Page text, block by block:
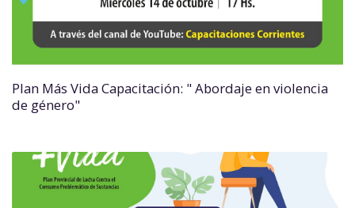
Plan Más Vida Capacitación: " Abordaje en violencia
de género"